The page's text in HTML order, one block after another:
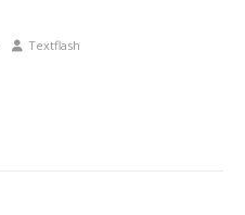
Textflash